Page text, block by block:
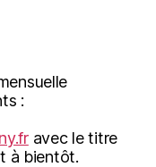
:
avec le titre
à bientôt.